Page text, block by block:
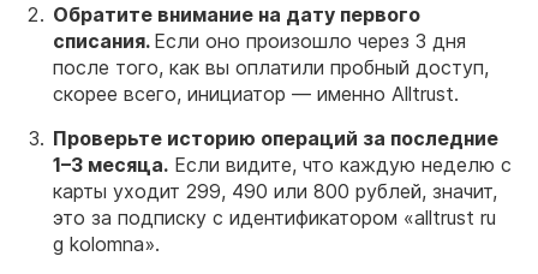
Обратите внимание на дату первого
списания. Если оно произошло через 3 дня
после того, как вы оплатили пробный доступ,
скорее всего, инициатор — именно Alltrust.
Проверьте историю операций за последние
1–3 месяца. Если видите, что каждую неделю с
карты уходит 299, 490 или 800 рублей, значит,
это за подписку с идентификатором «alltrust ru
g kolomna».